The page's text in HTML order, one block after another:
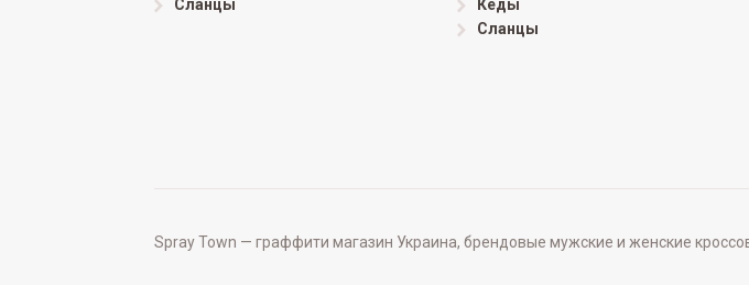
Сланцы
Кеды
Сланцы
Spray Town — граффити магазин Украина, брендовые мужские и женские